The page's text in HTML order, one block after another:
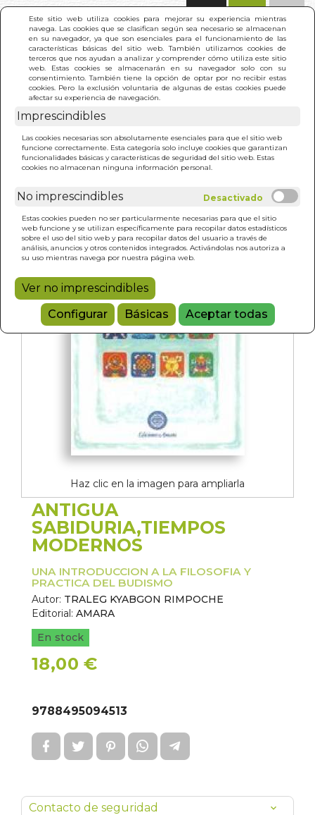
Este sitio web utiliza cookies para mejorar su experiencia mientras
navega. Las cookies que se clasifican según sea necesario se almacenan
en su navegador, ya que son esenciales para el funcionamiento de las
características básicas del sitio web. También utilizamos cookies de
terceros que nos ayudan a analizar y comprender cómo utiliza este sitio
web. Estas cookies se almacenarán en su navegador solo con su
consentimiento. También tiene la opción de optar por no recibir estas
cookies. Pero la exclusión voluntaria de algunas de estas cookies puede
afectar su experiencia de navegación.
Imprescindibles
Las cookies necesarias son absolutamente esenciales para que el sitio web
funcione correctamente. Esta categoría solo incluye cookies que garantizan
funcionalidades básicas y características de seguridad del sitio web. Estas
cookies no almacenan ninguna información personal.
No imprescindibles
Estas cookies pueden no ser particularmente necesarias para que el sitio
web funcione y se utilizan específicamente para recopilar datos estadísticos
sobre el uso del sitio web y para recopilar datos del usuario a través de
análisis, anuncios y otros contenidos integrados. Activándolas nos autoriza a
su uso mientras navega por nuestra página web.
Ver no imprescindibles
Configurar
Básicas Aceptar todas
INICIO >
Haz clic en la imagen para ampliarla
ANTIGUA
SABIDURIA,TIEMPOS
MODERNOS
UNA INTRODUCCION A LA FILOSOFIA Y
PRACTICA DEL BUDISMO
Autor: TRALEG KYABGON RIMPOCHE
Editorial: AMARA
En stock
18,00 €
9788495094513
Contacto de seguridad